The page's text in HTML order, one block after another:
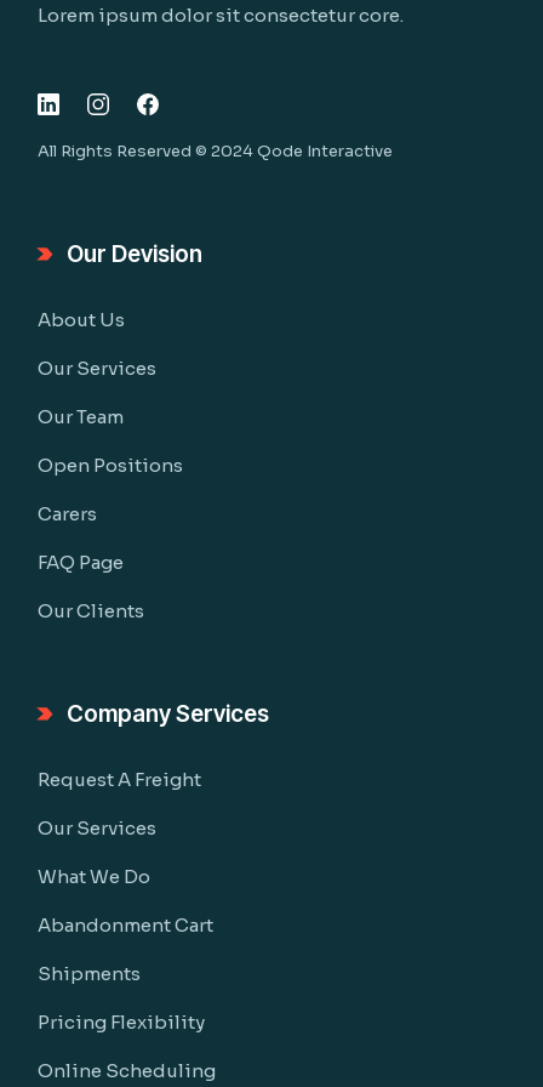
Lorem ipsum dolor sit consectetur core.
All Rights Reserved © 2024Qode Interactive
Our Devision
About Us
Our Services
Our Team
Open Positions
Carers
FAQ Page
Our Clients
Company Services
Request A Freight
Our Services
What We Do
Abandonment Cart
Shipments
Pricing Flexibility
Online Scheduling